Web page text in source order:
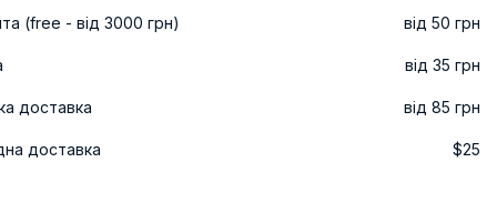
(free - від 3000 грн) від 50 грн
від 35 грн
доставка від 85 грн
доставка $25